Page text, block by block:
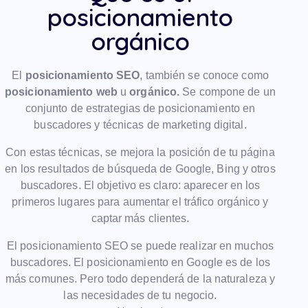
posicionamiento
orgánico
El posicionamiento SEO, también se conoce como
posicionamiento web uorgánico. Se compone de un
conjunto de estrategias de posicionamiento en
buscadores y técnicas de marketing digital.
Con estas técnicas, se mejora la posición de tu página
en los resultados de búsqueda de Google, Bing y otros
buscadores. El objetivo es claro: aparecer en los
primeros lugares para aumentar el tráfico orgánico y
captar más clientes.
El posicionamiento SEO se puede realizar en muchos
buscadores. El posicionamiento en Google es de los
más comunes. Pero todo dependerá de la naturaleza y
las necesidades de tu negocio.